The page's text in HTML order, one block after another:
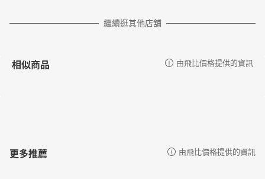
繼續逛其他店舖
相似商品 由飛比價格提供的資訊
更多推薦 由飛比價格提供的資訊